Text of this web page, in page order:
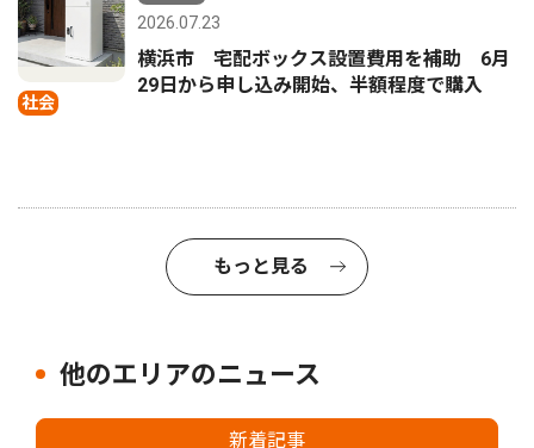
社会
2026.07.23
横浜市 宅配ボックス設置費用を補助 6月
29日から申し込み開始、半額程度で購入
もっと見る
他のエリアのニュース
新着記事